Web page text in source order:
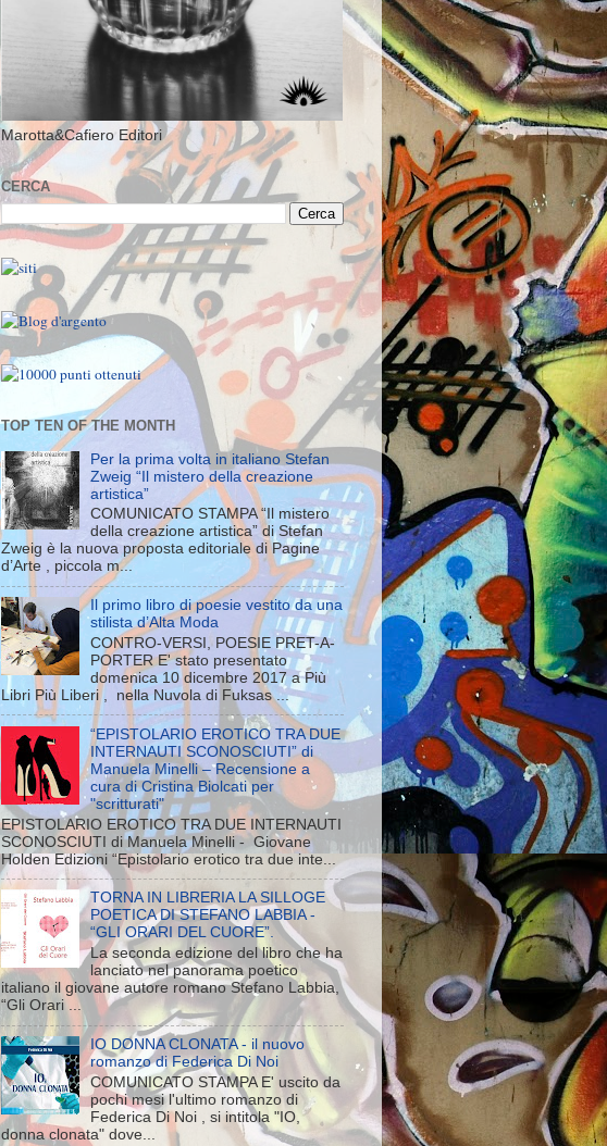
Marotta&Cafiero Editori
CERCA
TOP TEN OF THE MONTH
Per la prima volta in italiano Stefan
Zweig “Il mistero della creazione
artistica”
COMUNICATO STAMPA “Il mistero
della creazione artistica” di Stefan
Zweig è la nuova proposta editoriale di Pagine
d’Arte , piccola m...
Il primo libro di poesie vestito da una
stilista d’Alta Moda
CONTRO-VERSI, POESIE PRET-A-
PORTER E' stato presentato
domenica 10 dicembre 2017 a Più
Libri Più Liberi , nella Nuvola di Fuksas ...
“EPISTOLARIO EROTICO TRA DUE
INTERNAUTI SCONOSCIUTI” di
Manuela Minelli – Recensione a
cura di Cristina Biolcati per
"scritturati"
EPISTOLARIO EROTICO TRA DUE INTERNAUTI
SCONOSCIUTI di Manuela Minelli - Giovane
Holden Edizioni “Epistolario erotico tra due inte...
TORNA IN LIBRERIA LA SILLOGE
POETICA DI STEFANO LABBIA -
“GLI ORARI DEL CUORE”.
La seconda edizione del libro che ha
lanciato nel panorama poetico
italiano il giovane autore romano Stefano Labbia,
“Gli Orari ...
IO DONNA CLONATA - il nuovo
romanzo di Federica Di Noi
COMUNICATO STAMPA E' uscito da
pochi mesi l'ultimo romanzo di
Federica Di Noi , si intitola "IO,
donna clonata" dove...